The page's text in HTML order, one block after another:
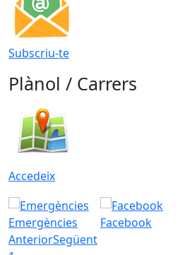
Subscriu-te
Plànol / Carrers
Accedeix
Emergències Facebook
AnteriorSegüent